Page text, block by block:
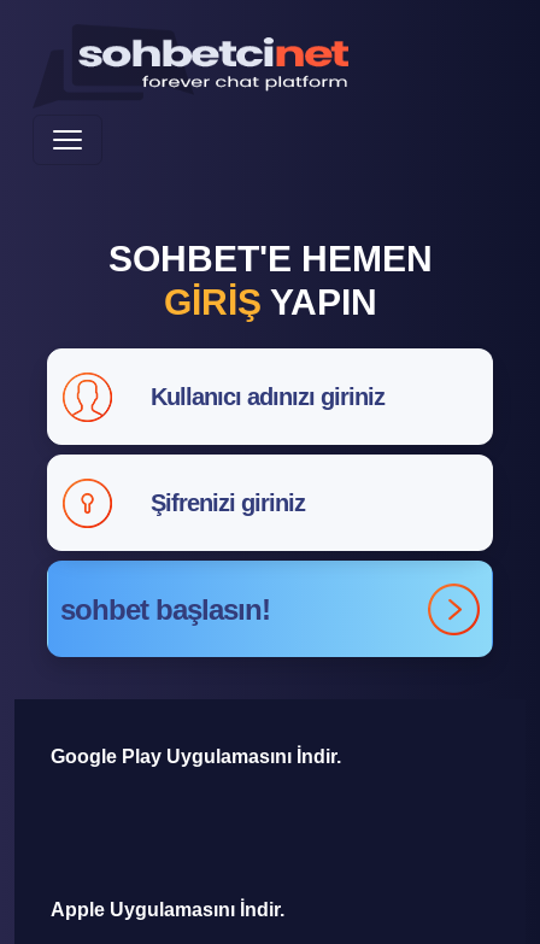
SOHBET'E HEMEN
GİRİŞ YAPIN
sohbet başlasın!
Google Play Uygulamasını İndir.
Apple Uygulamasını İndir.